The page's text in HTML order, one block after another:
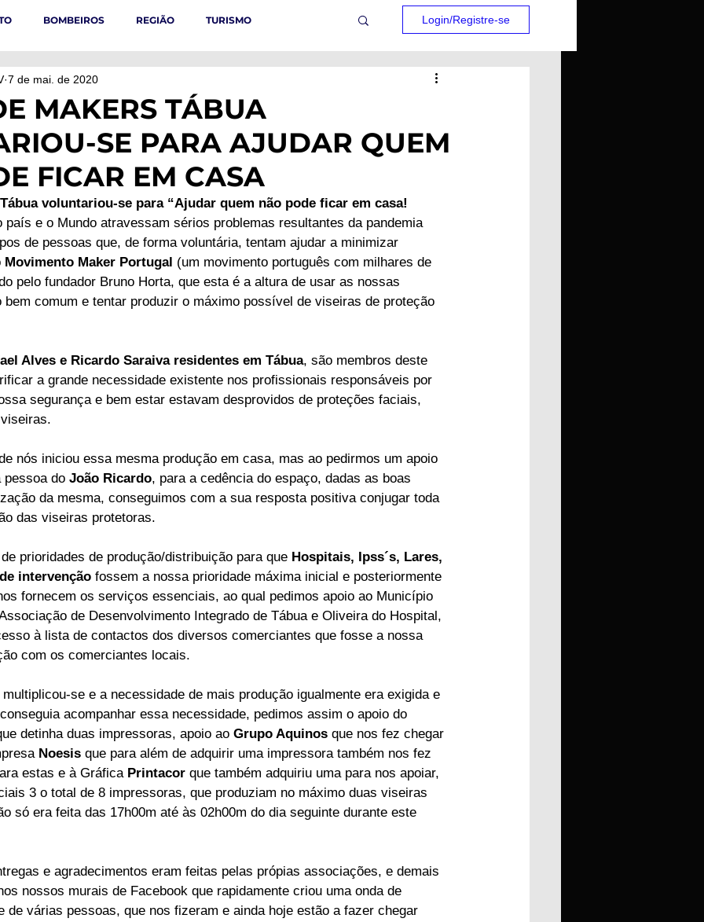
BOMBEIROS REGIÃO TURISMO
TÁBUA ARGANIL
19 ARTIGOS Politica POLITICA SAÚDE
ELEIÇÕES SABORES E SABERES TEMPO
Login/Registre-se
MAKERS TÁBUA
SE PARA AJUDAR QUEM
FICAR EM CASA
7 de mai. de 2020
voluntariou-se para “Ajudar quem não pode ficar em casa!
país e o Mundo atravessam sérios problemas resultantes da pandemia
de pessoas que, de forma voluntária, tentam ajudar a minimizar
Movimento Maker Portugal (um movimento português com milhares de
pelo fundador Bruno Horta, que esta é a altura de usar as nossas
bem comum e tentar produzir o máximo possível de viseiras de proteção
Alves e Ricardo Saraiva residentes em Tábua, são membros deste
a grande necessidade existente nos profissionais responsáveis por
segurança e bem estar estavam desprovidos de proteções faciais,
nós iniciou essa mesma produção em casa, mas ao pedirmos um apoio
pessoa do João Ricardo, para a cedência do espaço, dadas as boas
da mesma, conseguimos com a sua resposta positiva conjugar toda
das viseiras protetoras.
prioridades de produção/distribuição para que Hospitais, Ipss´s, Lares,
intervenção fossem a nossa prioridade máxima inicial e posteriormente
fornecem os serviços essenciais, ao qual pedimos apoio ao Município
de Desenvolvimento Integrado de Tábua e Oliveira do Hospital,
à lista de contactos dos diversos comerciantes que fosse a nossa
com os comerciantes locais.
se e a necessidade de mais produção igualmente era exigida e
acompanhar essa necessidade, pedimos assim o apoio do
detinha duas impressoras, apoio ao Grupo Aquinos que nos fez chegar
Noesis que para além de adquirir uma impressora também nos fez
estas e à Gráfica Printacor que também adquiriu uma para nos apoiar,
3 o total de 8 impressoras, que produziam no máximo duas viseiras
só era feita das 17h00m até às 02h00m do dia seguinte durante este
e agradecimentos eram feitas pelas própias associações, e demais
nossos murais de Facebook que rapidamente criou uma onda de
de várias pessoas, que nos fizeram e ainda hoje estão a fazer chegar